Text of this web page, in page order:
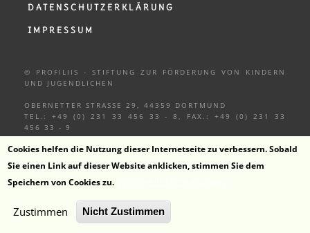
DATENSCHUTZERKLÄRUNG
IMPRESSUM
© PROFILIIS - STIFTUNG ZUR FÖRDERUNG VON KINDERN
UND JUGENDLICHEN
OBERNETTER STRASSE 29, 44359 DORTMUND
TEL.: +49 (0) 231 33 456 33 - 8, FAX.: +49 (0) 231 33
456 33 - 9
Cookies helfen die Nutzung dieser Internetseite zu verbessern. Sobald
Sie einen Link auf dieser Website anklicken, stimmen Sie dem
Speichern von Cookies zu.
Zustimmen Nicht Zustimmen